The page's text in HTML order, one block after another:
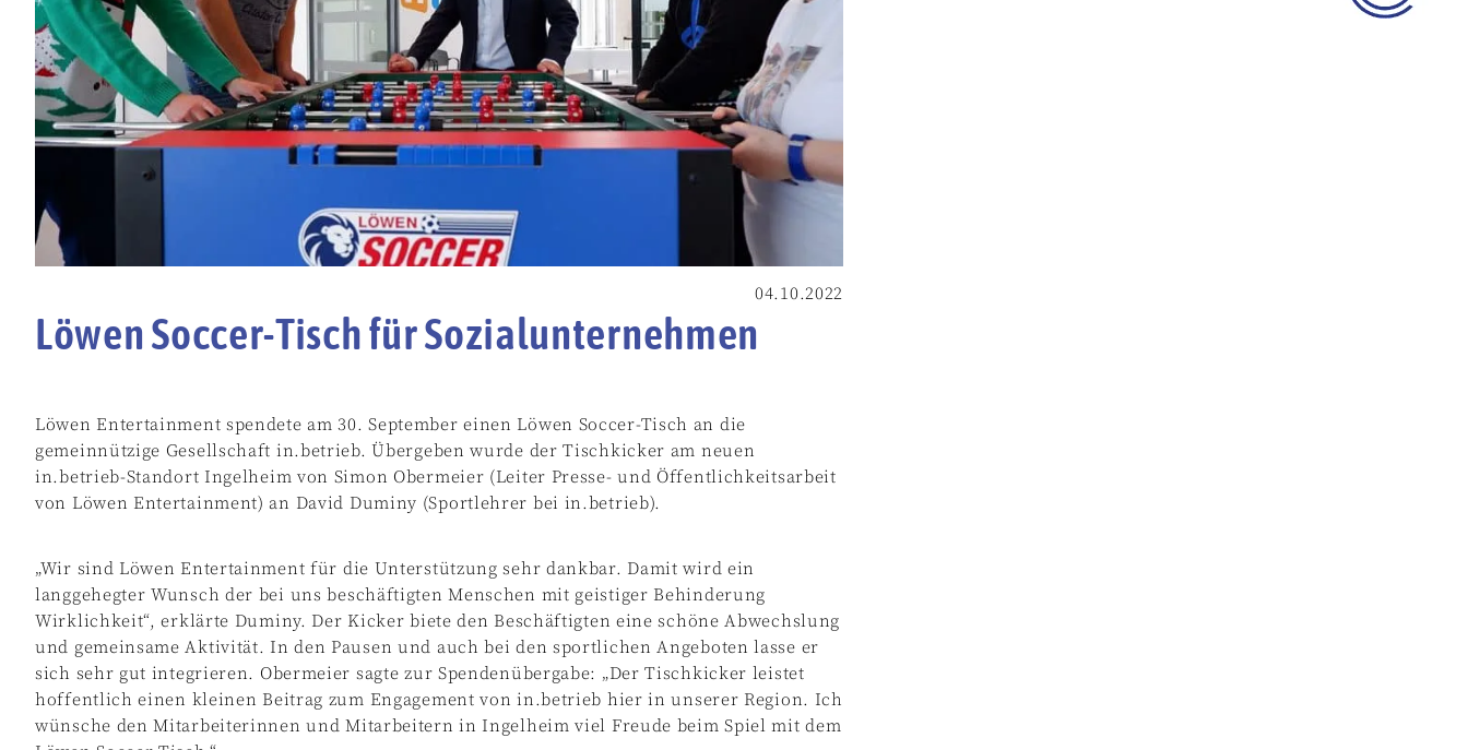
04.10.2022
Löwen Soccer-Tisch für Sozialunternehmen
Löwen Entertainment spendete am 30. September einen Löwen Soccer-Tisch an die
gemeinnützige Gesellschaft in.betrieb. Übergeben wurde der Tischkicker am neuen
in.betrieb-Standort Ingelheim von Simon Obermeier (Leiter Presse- und Öffentlichkeitsarbeit
von Löwen Entertainment) an David Duminy (Sportlehrer bei in.betrieb).
„Wir sind Löwen Entertainment für die Unterstützung sehr dankbar. Damit wird ein
langgehegter Wunsch der bei uns beschäftigten Menschen mit geistiger Behinderung
Wirklichkeit“, erklärte Duminy. Der Kicker biete den Beschäftigten eine schöne Abwechslung
und gemeinsame Aktivität. In den Pausen und auch bei den sportlichen Angeboten lasse er
sich sehr gut integrieren. Obermeier sagte zur Spendenübergabe: „Der Tischkicker leistet
hoffentlich einen kleinen Beitrag zum Engagement von in.betrieb hier in unserer Region. Ich
wünsche den Mitarbeiterinnen und Mitarbeitern in Ingelheim viel Freude beim Spiel mit dem